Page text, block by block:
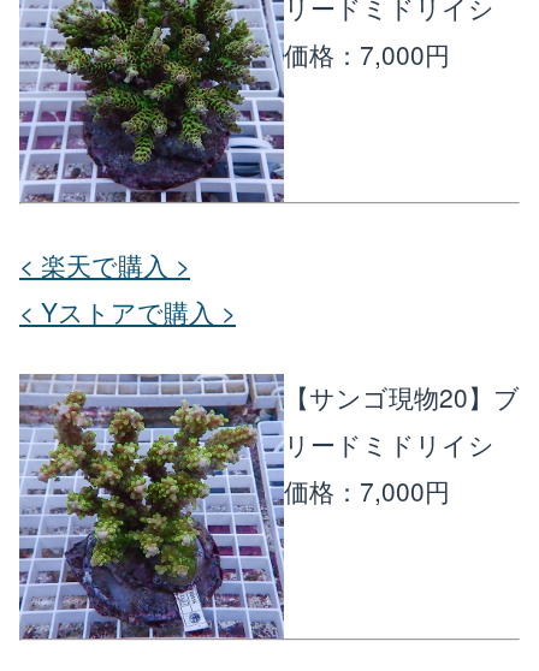
価格：7,000円
< 楽天で購入 >
< Yストアで購入 >
【サンゴ現物20】ブ
リードミドリイシ
価格：7,000円